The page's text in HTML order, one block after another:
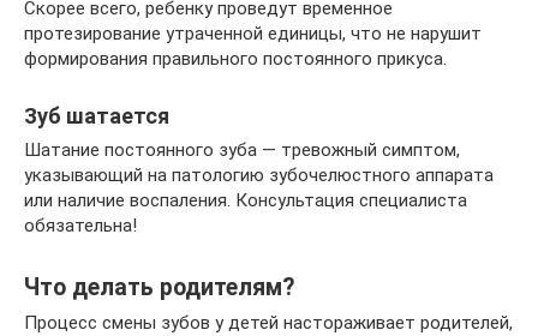
Скорее всего, ребенку проведут временное
протезирование утраченной единицы, что не нарушит
формирования правильного постоянного прикуса.
Зуб шатается
Шатание постоянного зуба — тревожный симптом,
указывающий на патологию зубочелюстного аппарата
или наличие воспаления. Консультация специалиста
обязательна!
Что делать родителям?
Процесс смены зубов у детей настораживает родителей,